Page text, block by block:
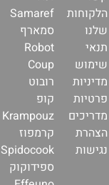
הלקוחות
שלנו
תנאי
שימוש
מדיניות
פרטיות
מדריכים
הצהרת
נגישות
Samaref
סמארף
Robot
Coup
רובוט
קופ
Krampouz
קרמפוז
Spidocook
ספידוקוק